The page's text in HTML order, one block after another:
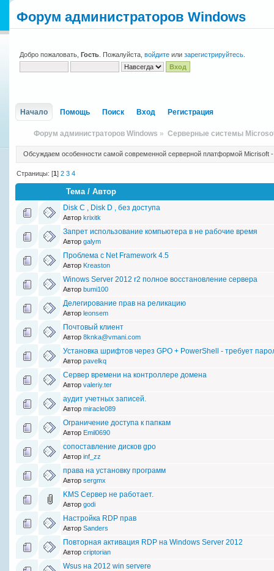
Форум администраторов Windows
Добро пожаловать, Гость . Пожалуйста, войдите или зарегистрируйтесь
Начало Помощь Поиск Вход Регистрация
Форум администраторов Windows » Серверные системы
Обсуждаем особенности самой современной серверной платформой Micrisoft
Страницы: [1]2 3 4
Тема /Автор
Disk C , Disk D , без доступа
Автор krixitk
Запрет использование компьютера в не рабочие время
Автор galym
Проблема с Net Framework 4.5
Автор Kreaston
Winows Server 2012 r2 полное восстановление сервера
Автор bumi100
Делегирование прав на реликацию
Автор leonsem
Почтовый клиент
Автор 8knka@vmani.com
Установка шрифтов через GPO + PowerShell - требует
Автор pavelkq
Сервер времени на контроллере домена
Автор valeriy.ter
аудит учетных записей.
Автор miracle089
Ограничение доступа к папкам
Автор Emil0690
сопоставление дисков gpo
Автор inf_zz
права на установку программ
Автор sergmx
KMS Сервер не работает.
Автор godi
Настройка RDP прав
Автор Sanders
Повторная активация RDP на Windows Server 2012
Автор criptorian
Wsus на 2012 win servere